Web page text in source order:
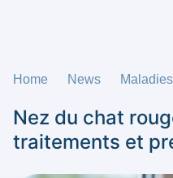
Home News Maladies
Nez du chat
traitements et